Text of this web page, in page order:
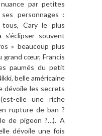
par petites
personnages :
Cary le plus
souvent
» beaucoup plus
grand cœur, Francis
paumés du petit
belle américaine
dévoile les secrets
elle une riche
rupture de ban ?
de pigeon ?…). A
dévoile une fois